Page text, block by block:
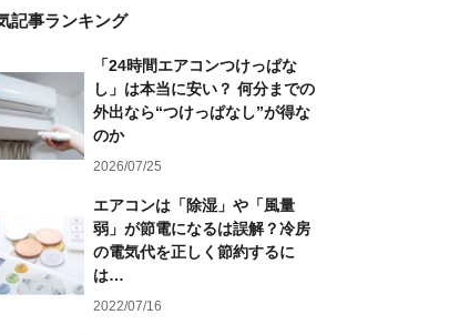
記事ランキング
「24時間エアコンつけっぱな
し」は本当に安い？ 何分までの
外出なら“つけっぱなし”が得な
のか
2026/07/25
エアコンは「除湿」や「風量
弱」が節電になるは誤解？冷房
の電気代を正しく節約するに
は…
2022/07/16